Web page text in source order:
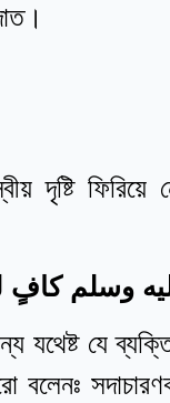
দৃষ্টি
وسلم
যথেষ্ট যে